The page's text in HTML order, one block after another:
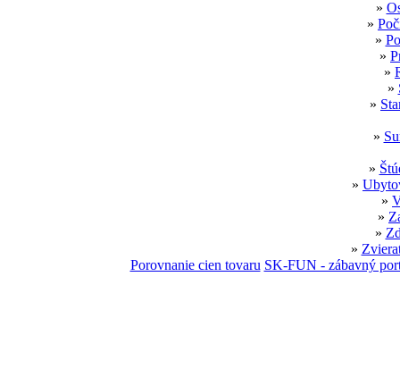
»
»
»
»
»
»
»
»
»
»
»
»
»
»
Porovnanie cien tovaru SK-FUN - zábavný